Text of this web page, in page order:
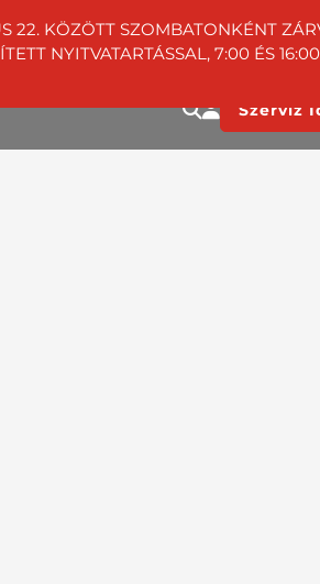
22. KÖZÖTT SZOMBATONKÉNT
NYITVATARTÁSSAL, 7:00 ÉS
Szerviz